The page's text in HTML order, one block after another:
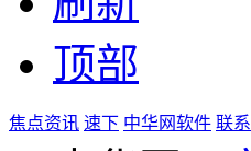
顶部
焦点资讯 速下 中华网软件 联系